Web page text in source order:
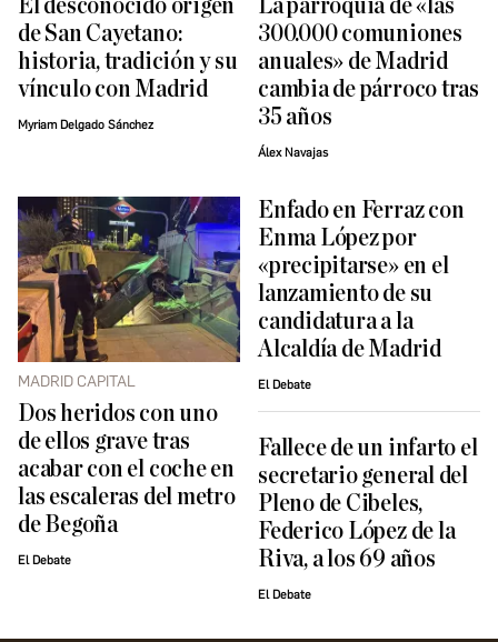
El desconocido origen
de San Cayetano:
historia, tradición y su
vínculo con Madrid
Myriam Delgado Sánchez
La parroquia de «las
300.000 comuniones
anuales» de Madrid
cambia de párroco tras
35 años
Álex Navajas
MADRID CAPITAL
Dos heridos con uno
de ellos grave tras
acabar con el coche en
las escaleras del metro
de Begoña
El Debate
Enfado en Ferraz con
Enma López por
«precipitarse» en el
lanzamiento de su
candidatura a la
Alcaldía de Madrid
El Debate
Fallece de un infarto el
secretario general del
Pleno de Cibeles,
Federico López de la
Riva, a los 69 años
El Debate